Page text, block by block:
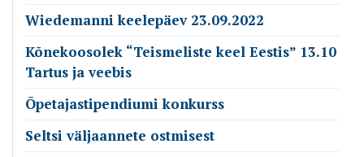
Wiedemanni keelepäev 23.09.2022
Kõnekoosolek “Teismeliste keel Eestis” 13.10
Tartus ja veebis
Õpetajastipendiumi konkurss
Seltsi väljaannete ostmisest